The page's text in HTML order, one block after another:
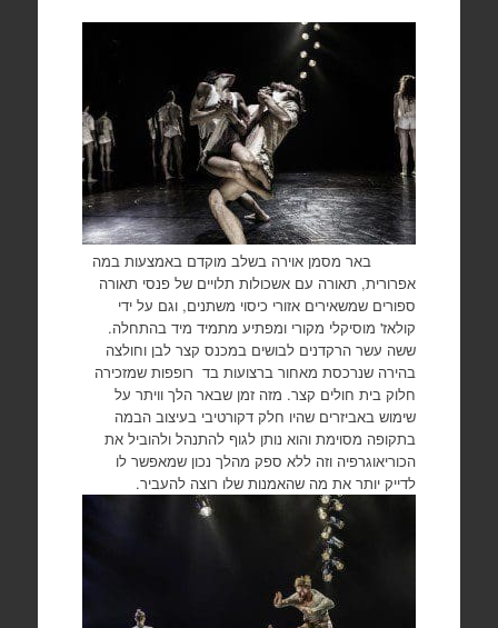
באר מסמן אוירה בשלב מוקדם באמצעות במה
אפרורית, תאורה עם אשכולות תלויים של פנסי תאורה
ספורים שמשאירים אזורי כיסוי משתנים, וגם על ידי
קולאז' מוסיקלי מקורי ומפתיע מתמיד מיד בהתחלה.
ששה עשר הרקדנים לבושים במכנס קצר לבן וחולצה
בהירה שנרכסת מאחור ברצועות בד רופפות שמזכירה
חלוק בית חולים קצר. מזה זמן שבאר הלך וויתר על
שימוש באביזרים שהיו חלק דקורטיבי בעיצוב הבמה
בתקופה מסוימת והוא נותן לגוף להתנהל ולהוביל את
הכוריאוגרפיה וזה ללא ספק מהלך נכון שמאפשר לו
לדייק יותר את מה שהאמנות שלו רוצה להעביר.